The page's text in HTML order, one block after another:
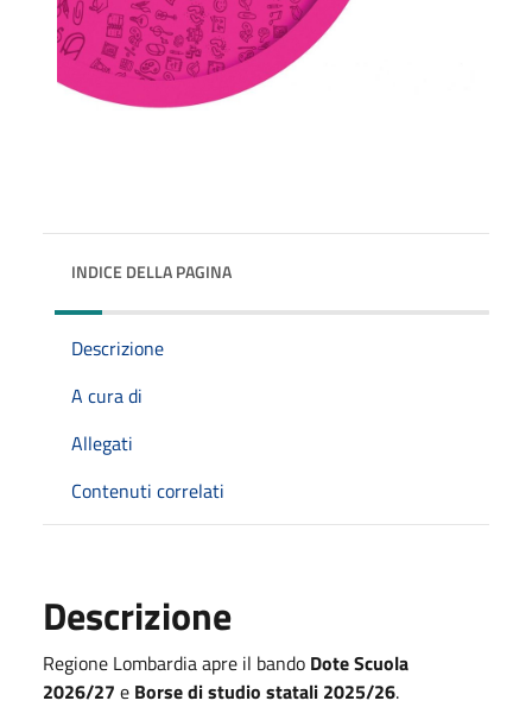
INDICE DELLA PAGINA
Descrizione
A cura di
Allegati
Contenuti correlati
Descrizione
Regione Lombardia apre il bando Dote Scuola
2026/27 e Borse di studio statali 2025/26.